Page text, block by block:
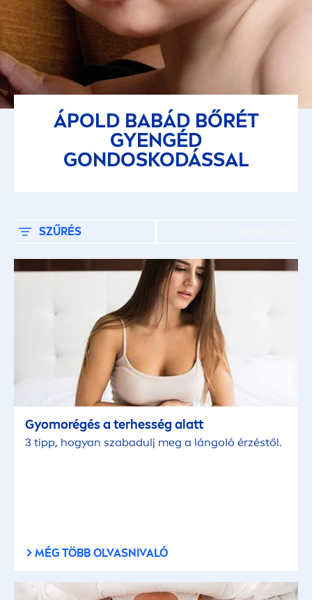
ÁPOLD BABÁD BŐRÉT
GYENGÉD
GONDOSKODÁSSAL
SZŰRÉS
KIVÁLASZTOTT SZŰRŐ
Gyomorégés a terhesség alatt
3 tipp, hogyan szabadulj meg a lángoló érzéstől.
MÉG TÖBB OLVASNIVALÓ